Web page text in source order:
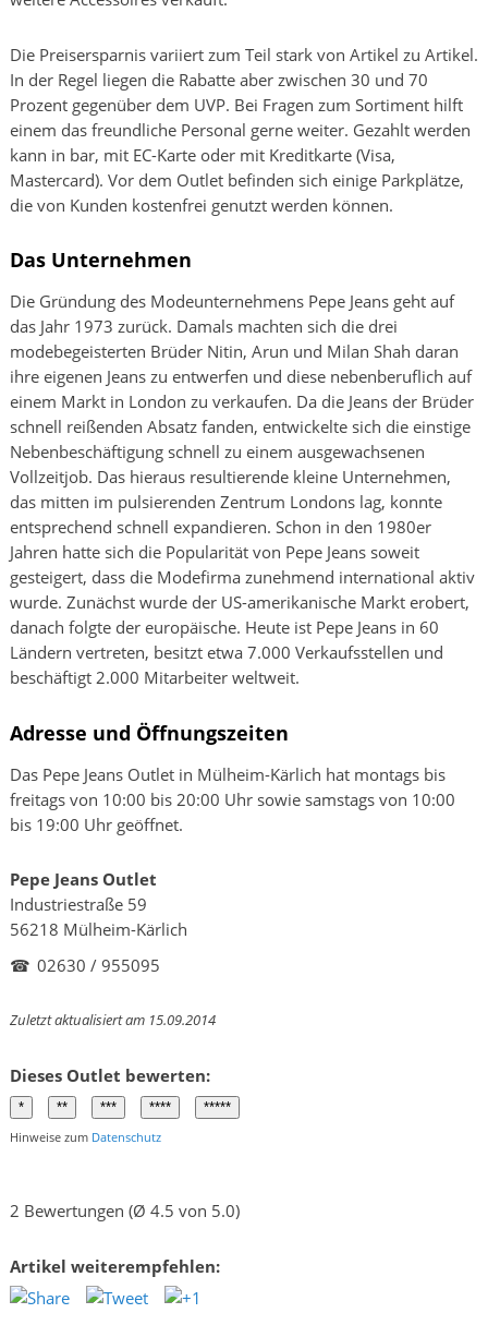
Die Preisersparnis variiert zum Teil stark von Artikel zu Artikel.
In der Regel liegen die Rabatte aber zwischen 30 und 70
Prozent gegenüber dem UVP. Bei Fragen zum Sortiment hilft
einem das freundliche Personal gerne weiter. Gezahlt werden
kann in bar, mit EC-Karte oder mit Kreditkarte (Visa,
Mastercard). Vor dem Outlet befinden sich einige Parkplätze,
die von Kunden kostenfrei genutzt werden können.
Das Unternehmen
Die Gründung des Modeunternehmens Pepe Jeans geht auf
das Jahr 1973 zurück. Damals machten sich die drei
modebegeisterten Brüder Nitin, Arun und Milan Shah daran
ihre eigenen Jeans zu entwerfen und diese nebenberuflich auf
einem Markt in London zu verkaufen. Da die Jeans der Brüder
schnell reißenden Absatz fanden, entwickelte sich die einstige
Nebenbeschäftigung schnell zu einem ausgewachsenen
Vollzeitjob. Das hieraus resultierende kleine Unternehmen,
das mitten im pulsierenden Zentrum Londons lag, konnte
entsprechend schnell expandieren. Schon in den 1980er
Jahren hatte sich die Popularität von Pepe Jeans soweit
gesteigert, dass die Modefirma zunehmend international aktiv
wurde. Zunächst wurde der US-amerikanische Markt erobert,
danach folgte der europäische. Heute ist Pepe Jeans in 60
Ländern vertreten, besitzt etwa 7.000 Verkaufsstellen und
beschäftigt 2.000 Mitarbeiter weltweit.
Adresse und Öffnungszeiten
Das Pepe Jeans Outlet in Mülheim-Kärlich hat montags bis
freitags von 10:00 bis 20:00 Uhr sowie samstags von 10:00
bis 19:00 Uhr geöffnet.
Pepe Jeans Outlet
Industriestraße 59
56218 Mülheim-Kärlich
☎ 02630 / 955095
Zuletzt aktualisiert am 15.09.2014
Dieses Outlet bewerten:
Hinweise zum Datenschutz
2 Bewertungen (Ø 4.5 von 5.0)
Artikel weiterempfehlen: